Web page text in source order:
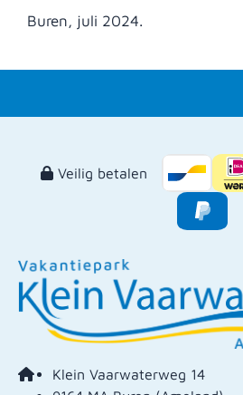
Buren, juli 2024.
Veilig betalen
Klein Vaarwaterweg 14